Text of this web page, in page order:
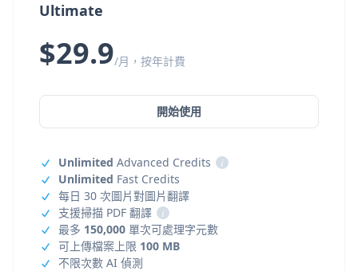
Ultimate
$29.9/月，按年計費
開始使用
Unlimited Advanced Credits
i
Unlimited Fast Credits
每日 30 次圖片對圖片翻譯
支援掃描 PDF 翻譯
i
最多 150,000 單次可處理字元數
可上傳檔案上限 100 MB
不限次數 AI 偵測